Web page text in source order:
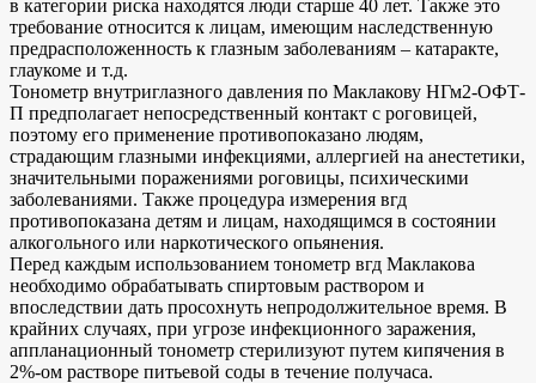
в категории риска находятся люди старше 40 лет. Также это
требование относится к лицам, имеющим наследственную
предрасположенность к глазным заболеваниям – катаракте,
глаукоме и т.д.
Тонометр внутриглазного давления по Маклакову НГм2-ОФТ-
П предполагает непосредственный контакт с роговицей,
поэтому его применение противопоказано людям,
страдающим глазными инфекциями, аллергией на анестетики,
значительными поражениями роговицы, психическими
заболеваниями. Также процедура измерения вгд
противопоказана детям и лицам, находящимся в состоянии
алкогольного или наркотического опьянения.
Перед каждым использованием тонометр вгд Маклакова
необходимо обрабатывать спиртовым раствором и
впоследствии дать просохнуть непродолжительное время. В
крайних случаях, при угрозе инфекционного заражения,
аппланационный тонометр стерилизуют путем кипячения в
2%-ом растворе питьевой соды в течение получаса.